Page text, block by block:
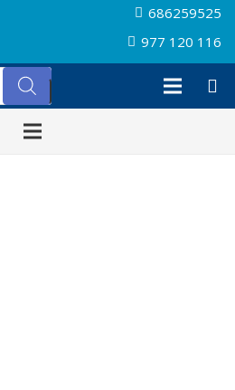
686259525
977 120 116